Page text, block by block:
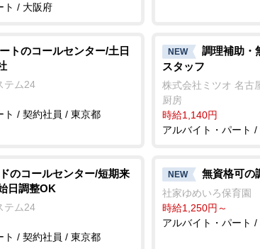
ト / 大阪府
トのコールセンター/土日
テム24
ト / 契約社員 / 東京都
NEW
調理補助・
スタッフ
株式会社ミツオ 名古
厨房
時給1,140円
アルバイト・パート /
のコールセンター/短期来
日調整OK
テム24
ト / 契約社員 / 東京都
NEW 無資格可の
社家ゆめいろ保育園
時給1,250円～
アルバイト・パート /